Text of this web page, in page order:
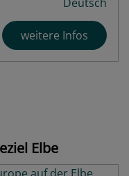
weitere Infos
Elbe